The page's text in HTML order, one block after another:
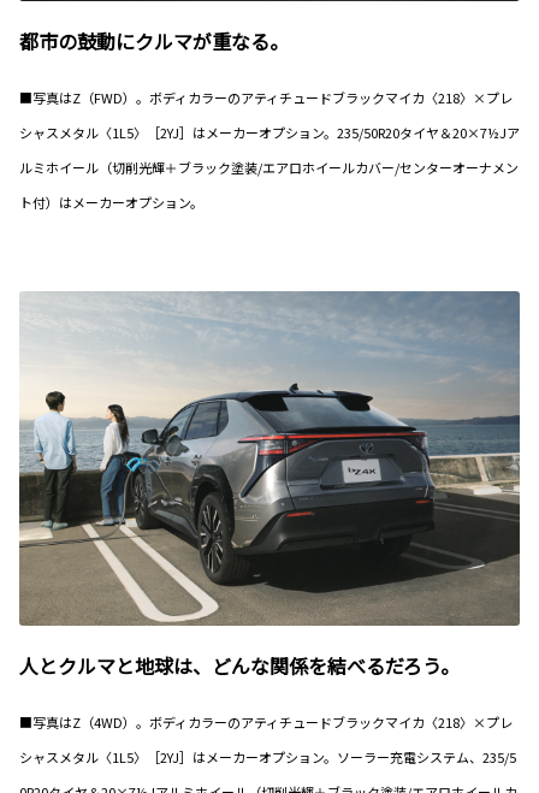
都市の鼓動にクルマが重なる。
■写真はZ（FWD）。ボディカラーのアティチュードブラックマイカ〈218〉×プレ
シャスメタル〈1L5〉［2YJ］はメーカーオプション。235/50R20タイヤ＆20×7½Jア
ルミホイール（切削光輝＋ブラック塗装/エアロホイールカバー/センターオーナメン
ト付）はメーカーオプション。
人とクルマと地球は、どんな関係を結べるだろう。
■写真はZ（4WD）。ボディカラーのアティチュードブラックマイカ〈218〉×プレ
シャスメタル〈1L5〉［2YJ］はメーカーオプション。ソーラー充電システム、235/5